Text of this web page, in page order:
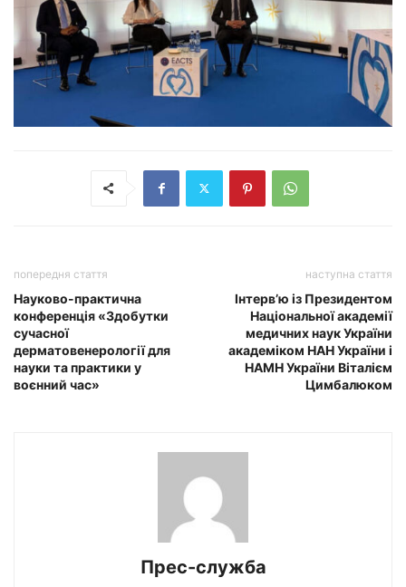
попередня стаття
Науково-практична
конференція «Здобутки
сучасної
дерматовенерології для
науки та практики у
воєнний час»
наступна стаття
Інтерв’ю із Президентом
Національної академії
медичних наук України
академіком НАН України і
НАМН України Віталієм
Цимбалюком
Прес-служба